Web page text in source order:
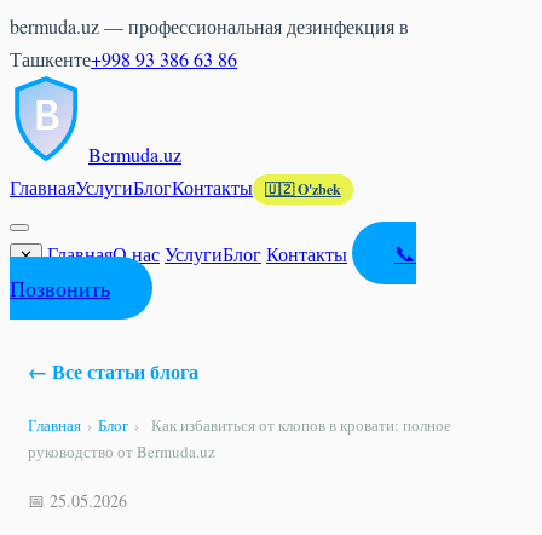
bermuda.uz — профессиональная дезинфекция в
Ташкенте+998 93 386 63 86
Bermuda.uz
ГлавнаяУслугиБлогКонтакты 🇺🇿 O'zbek
✕ ГлавнаяО насУслугиБлогКонтакты
📞
Позвонить
← Все статьи блога
Главная › Блог ›
Как избавиться от клопов в кровати: полное
руководство от Bermuda.uz
📅 25.05.2026